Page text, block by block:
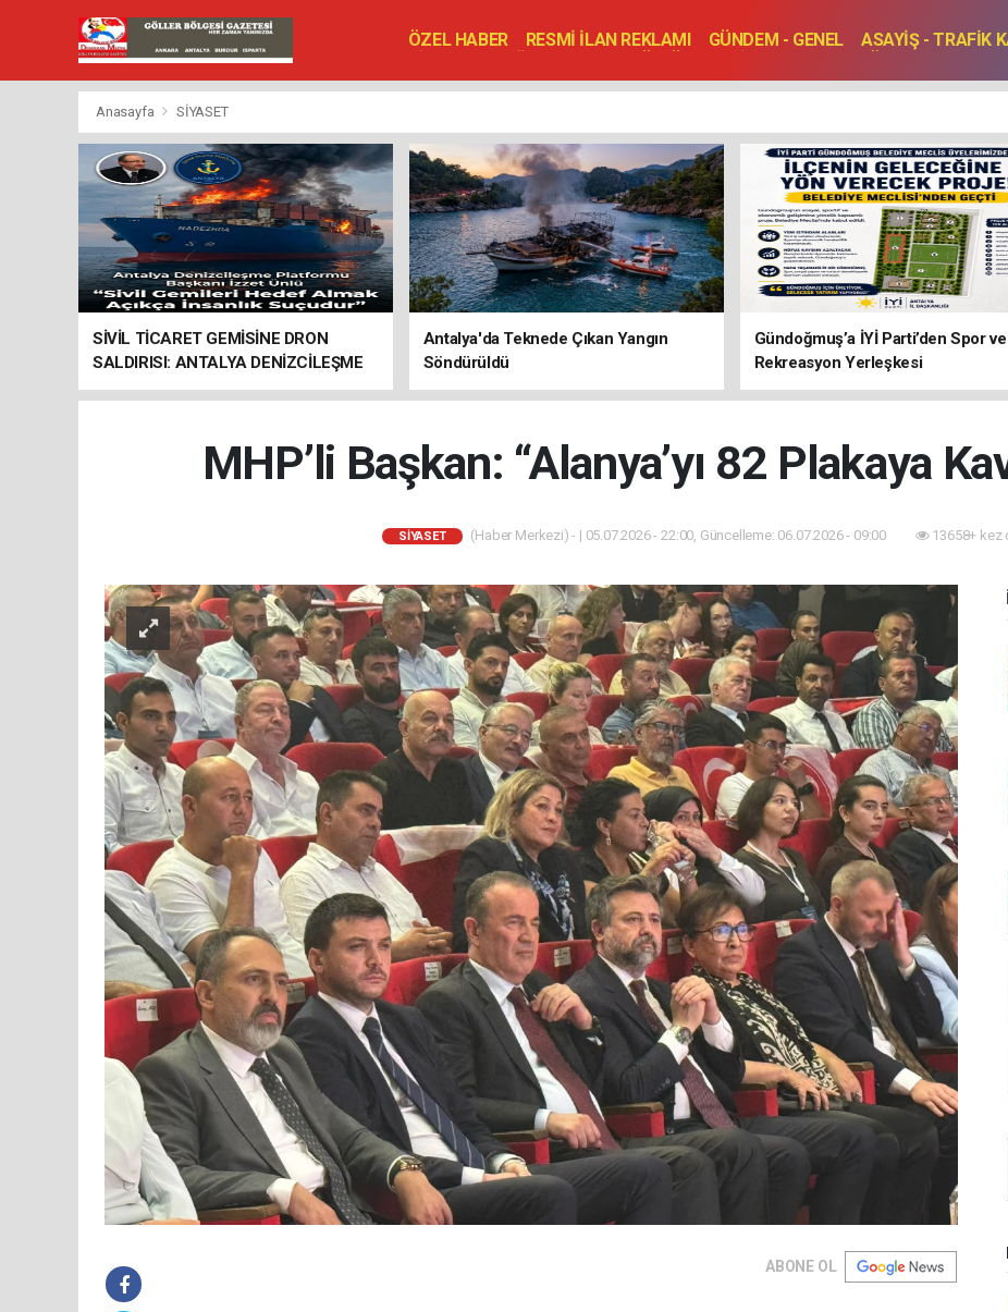
ÖZEL HABER RESMİ İLAN REKLAMI GÜNDEM - GENEL
ASAYİŞ - TRAFİK
VEFAT EDENLER
TOPLANTI - DÜĞÜN
Anasayfa SİYASET
SİVİL TİCARET GEMİSİNE DRON
SALDIRISI: ANTALYA DENİZCİLEŞME
PLATFORMU’NDAN SERT TEPKİ
Antalya'da Teknede Çıkan Yangın
Söndürüldü
Gündoğmuş’a İYİ Parti’den Spor ve
Rekreasyon Yerleşkesi
MHP’li Başkan: “Alanya’yı 82 Plakaya
SİYASET (Haber Merkezi) - | 05.07.2026 - 22:00, Güncelleme: 06.07.2026 - 09:00 13658+ kez
ABONE OL